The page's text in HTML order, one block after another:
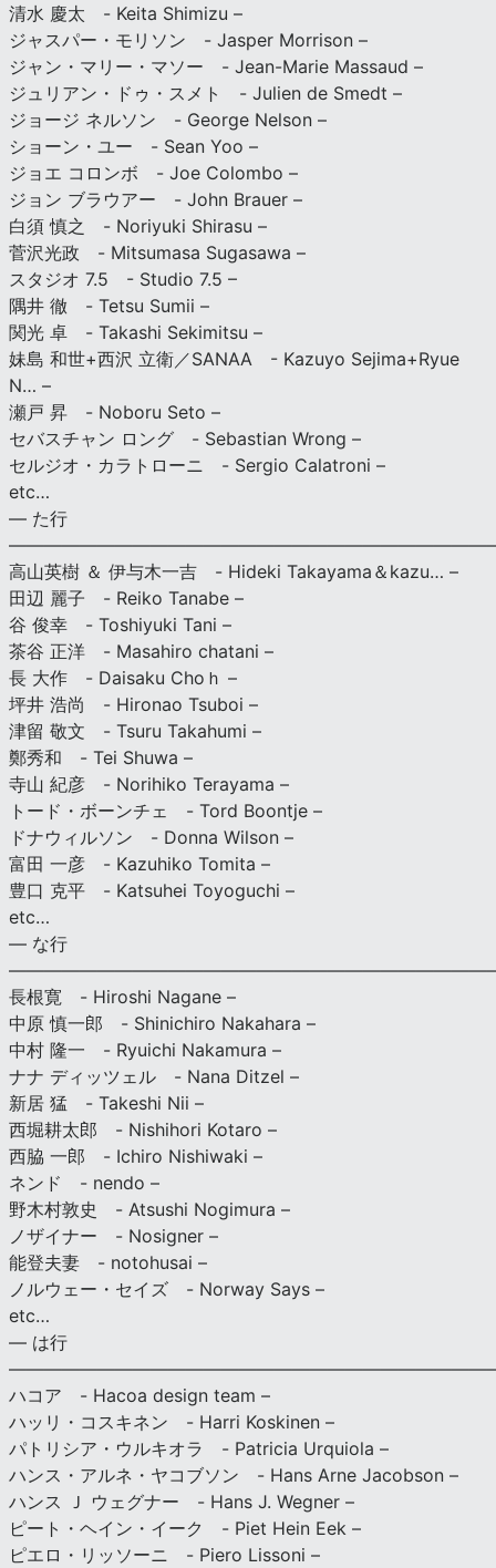
清水 慶太 - Keita Shimizu –
ジャスパー・モリソン - Jasper Morrison –
ジャン・マリー・マソー - Jean-Marie Massaud –
ジュリアン・ドゥ・スメト - Julien de Smedt –
ジョージ ネルソン - George Nelson –
ショーン・ユー - Sean Yoo –
ジョエ コロンボ - Joe Colombo –
ジョン ブラウアー - John Brauer –
白須 慎之 - Noriyuki Shirasu –
菅沢光政 - Mitsumasa Sugasawa –
スタジオ 7.5 - Studio 7.5 –
隅井 徹 - Tetsu Sumii –
関光 卓 - Takashi Sekimitsu –
妹島 和世+西沢 立衛／SANAA - Kazuyo Sejima+Ryue
N… –
瀬戸 昇 - Noboru Seto –
セバスチャン ロング - Sebastian Wrong –
セルジオ・カラトローニ - Sergio Calatroni –
etc…
— た行
高山英樹 ＆ 伊与木一吉 - Hideki Takayama＆kazu… –
田辺 麗子 - Reiko Tanabe –
谷 俊幸 - Toshiyuki Tani –
茶谷 正洋 - Masahiro chatani –
長 大作 - Daisaku Choｈ –
坪井 浩尚 - Hironao Tsuboi –
津留 敬文 - Tsuru Takahumi –
鄭秀和 - Tei Shuwa –
寺山 紀彦 - Norihiko Terayama –
トード・ボーンチェ - Tord Boontje –
ドナウィルソン - Donna Wilson –
富田 一彦 - Kazuhiko Tomita –
豊口 克平 - Katsuhei Toyoguchi –
etc…
— な行
長根寛 - Hiroshi Nagane –
中原 慎一郎 - Shinichiro Nakahara –
中村 隆一 - Ryuichi Nakamura –
ナナ ディッツェル - Nana Ditzel –
新居 猛 - Takeshi Nii –
西堀耕太郎 - Nishihori Kotaro –
西脇 一郎 - Ichiro Nishiwaki –
ネンド - nendo –
野木村敦史 - Atsushi Nogimura –
ノザイナー - Nosigner –
能登夫妻 - notohusai –
ノルウェー・セイズ - Norway Says –
etc…
— は行
ハコア - Hacoa design team –
ハッリ・コスキネン - Harri Koskinen –
パトリシア・ウルキオラ - Patricia Urquiola –
ハンス・アルネ・ヤコブソン - Hans Arne Jacobson –
ハンス Ｊ ウェグナー - Hans J. Wegner –
ピート・ヘイン・イーク - Piet Hein Eek –
ピエロ・リッソーニ - Piero Lissoni –